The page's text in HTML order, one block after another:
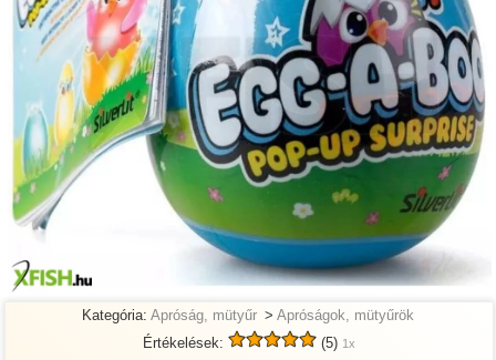
Kategória: Apróság, mütyűr > Apróságok, mütyűrök
Értékelések:
(5) 1x